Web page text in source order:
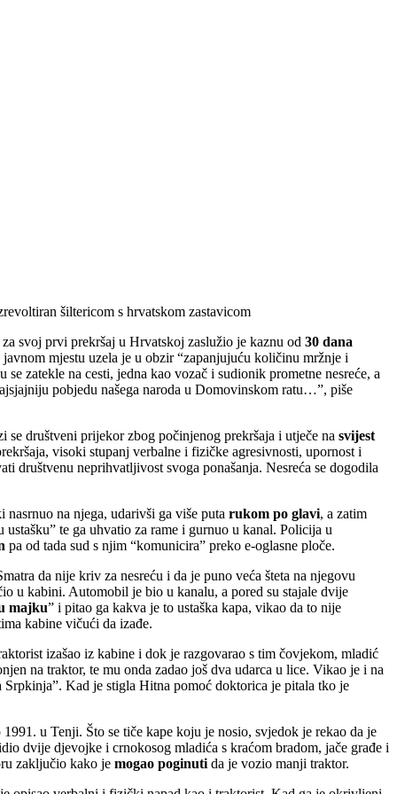
šiltericom s hrvatskom zastavicom
svoj prvi prekršaj u Hrvatskoj zaslužio je kaznu od 30 dana
mjestu uzela je u obzir “zapanjujuću količinu mržnje i
se zatekle na cesti, jedna kao vozač i sudionik prometne nesreće, a
pobjedu našega naroda u Domovinskom ratu…”, piše
društveni prijekor zbog počinjenog prekršaja i utječe na svijest
visoki stupanj verbalne i fizičke agresivnosti, upornost i
društvenu neprihvatljivost svoga ponašanja. Nesreća se dogodila
na njega, udarivši ga više puta rukom po glavi, a zatim
te ga uhvatio za rame i gurnuo u kanal. Policija u
pa od tada sud s njim “komunicira” preko e-oglasne ploče.
da nije kriv za nesreću i da je puno veća šteta na njegovu
u kabini. Automobil je bio u kanalu, a pored su stajale dvije
majku” i pitao ga kakva je to ustaška kapa, vikao da to nije
kabine vičući da izađe.
izašao iz kabine i dok je razgovarao s tim čovjekom, mladić
na traktor, te mu onda zadao još dva udarca u lice. Vikao je i na
Kad je stigla Hitna pomoć doktorica je pitala tko je
u Tenji. Što se tiče kape koju je nosio, svjedok je rekao da je
dvije djevojke i crnokosog mladića s kraćom bradom, jače građe i
zaključio kako je mogao poginuti da je vozio manji traktor.